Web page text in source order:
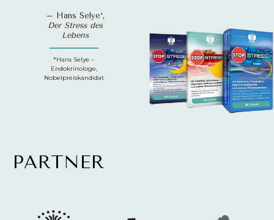
*Hans Selye –
Endokrinologe,
Nobelpreiskandidat
– Hans Selye*,
Der Stress des
Lebens
PARTNER